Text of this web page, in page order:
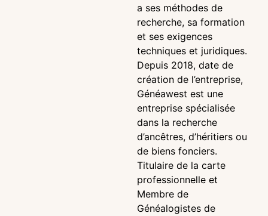
a ses méthodes de
recherche, sa formation
et ses exigences
techniques et juridiques.
Depuis 2018, date de
création de l’entreprise,
Généawest est une
entreprise spécialisée
dans la recherche
d’ancêtres, d’héritiers ou
de biens fonciers.
Titulaire de la carte
professionnelle et
Membre de
Généalogistes de